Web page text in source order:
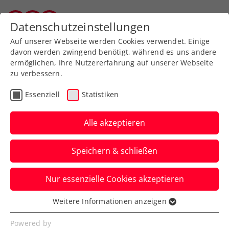
Aktuelle News
News filtern
Datenschutzeinstellungen
Auf unserer Webseite werden Cookies verwendet. Einige
davon werden zwingend benötigt, während es uns andere
ermöglichen, Ihre Nutzererfahrung auf unserer Webseite
zu verbessern.
Essenziell Statistiken
Alle akzeptieren
Speichern & schließen
Nur essenzielle Cookies akzeptieren
Essenziell
Essenzielle Cookies werden für grundlegende
Weitere Informationen anzeigen
Powered by